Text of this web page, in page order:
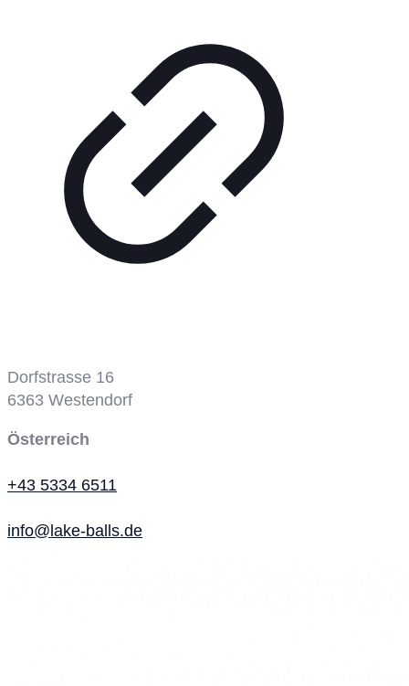
Dorfstrasse 16
6363 Westendorf
Österreich
+43 5334 6511
info@lake-balls.de